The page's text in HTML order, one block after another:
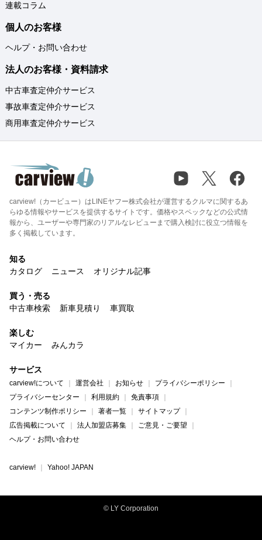
連載コラム
個人のお客様
ヘルプ・お問い合わせ
法人のお客様・資料請求
中古車査定仲介サービス
事故車査定仲介サービス
商用車査定仲介サービス
carview!（カービュー）はLINEヤフー株式会社が運営するクルマに関するあ
らゆる情報やサービスを提供するサイトです。価格やスペックなどの公式情
報から、ユーザーや専門家のリアルなレビューまで購入検討に役立つ情報を
多く掲載しています。
知る
カタログ
ニュース オリジナル記事
買う・売る
中古車検索
新車見積り 車買取
楽しむ
マイカー
みんカラ
サービス
carview!について 運営会社 お知らせ
プライバシーポリシー
プライバシーセンター
利用規約
免責事項
コンテンツ制作ポリシー
著者一覧
サイトマップ
広告掲載について
法人加盟店募集
ご意見・ご要望
ヘルプ・お問い合わせ
carview! Yahoo! JAPAN
© LY Corporation